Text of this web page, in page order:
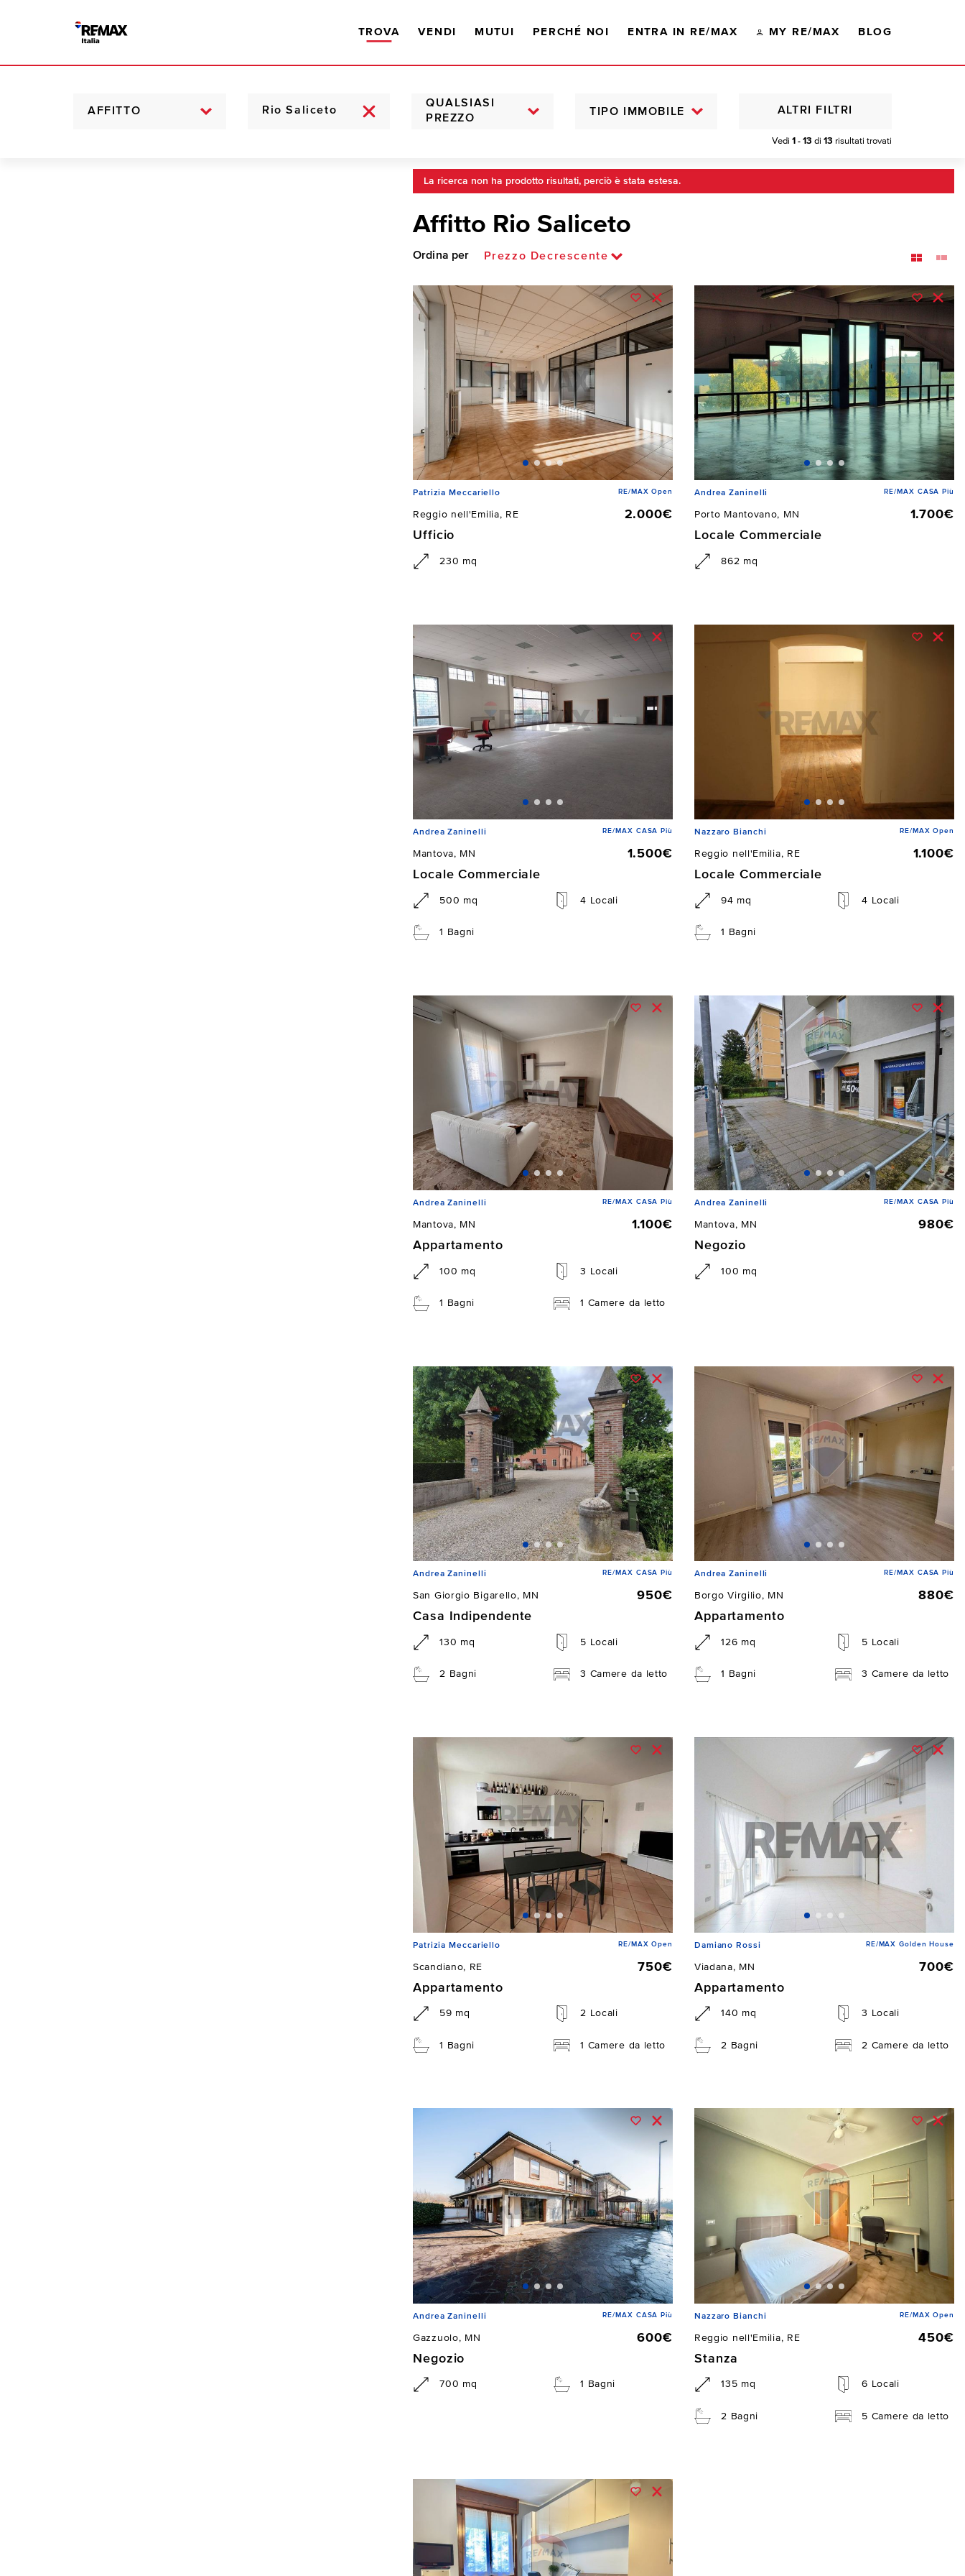
TROVA VENDI MUTUI PERCHÉ NOI ENTRA IN RE/MAX MY RE/MAX BLOG
AFFITTO
QUALSIASI
PREZZO
TIPO IMMOBILE
Vedi 1 - 13 di 13 risultati trovati
ALTRI FILTRI
La ricerca non ha prodotto risultati, perciò è stata estesa.
Affitto Rio Saliceto
Ordina per Prezzo Decrescente
Patrizia Meccariello RE/MAX Open
Reggio nell'Emilia, RE
2.000€
Ufficio
230 mq
Andrea Zaninelli RE/MAX CASA Più
Porto Mantovano, MN
1.700€
Locale Commerciale
862 mq
Andrea Zaninelli RE/MAX CASA Più
Mantova, MN
1.500€
Locale Commerciale
500 mq 4 Locali
1 Bagni
Nazzaro Bianchi RE/MAX Open
Reggio nell'Emilia, RE
1.100€
Locale Commerciale
94 mq 4 Locali
1 Bagni
Andrea Zaninelli RE/MAX CASA Più
Mantova, MN
1.100€
Appartamento
100 mq 3 Locali
1 Bagni 1 Camere da letto
Andrea Zaninelli RE/MAX CASA Più
Mantova, MN
980€
Negozio
100 mq
Andrea Zaninelli RE/MAX CASA Più
San Giorgio Bigarello, MN
950€
Casa Indipendente
130 mq 5 Locali
2 Bagni 3 Camere da letto
Andrea Zaninelli RE/MAX CASA Più
Borgo Virgilio, MN
880€
Appartamento
126 mq 5 Locali
1 Bagni 3 Camere da letto
Patrizia Meccariello RE/MAX Open
Scandiano, RE
750€
Appartamento
59 mq 2 Locali
1 Bagni 1 Camere da letto
Damiano Rossi RE/MAX Golden House
Viadana, MN
700€
Appartamento
140 mq 3 Locali
2 Bagni 2 Camere da letto
Andrea Zaninelli RE/MAX CASA Più
Gazzuolo, MN
600€
Negozio
700 mq 1 Bagni
Nazzaro Bianchi RE/MAX Open
Reggio nell'Emilia, RE
450€
Stanza
135 mq 6 Locali
2 Bagni 5 Camere da letto